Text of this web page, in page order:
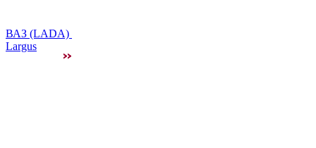
ВАЗ (LADA)
Largus